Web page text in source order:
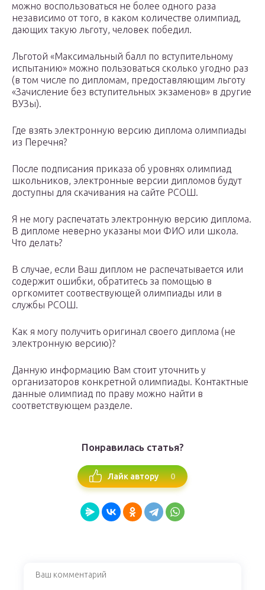
можно воспользоваться не более одного раза
независимо от того, в каком количестве олимпиад,
дающих такую льготу, человек победил.
Льготой «Максимальный балл по вступительному
испытанию» можно пользоваться сколько угодно раз
(в том числе по дипломам, предоставляющим льготу
«Зачисление без вступительных экзаменов» в другие
ВУЗы).
Где взять электронную версию диплома олимпиады
из Перечня?
После подписания приказа об уровнях олимпиад
школьников, электронные версии дипломов будут
доступны для скачивания на сайте РСОШ.
Я не могу распечатать электронную версию диплома.
В дипломе неверно указаны мои ФИО или школа.
Что делать?
В случае, если Ваш диплом не распечатывается или
содержит ошибки, обратитесь за помощью в
оргкомитет соотвествующей олимпиады или в
службы РСОШ.
Как я могу получить оригинал своего диплома (не
электронную версию)?
Данную информацию Вам стоит уточнить у
организаторов конкретной олимпиады. Контактные
данные олимпиад по праву можно найти в
соответствующем разделе.
Понравилась статья?
Лайк автору 0